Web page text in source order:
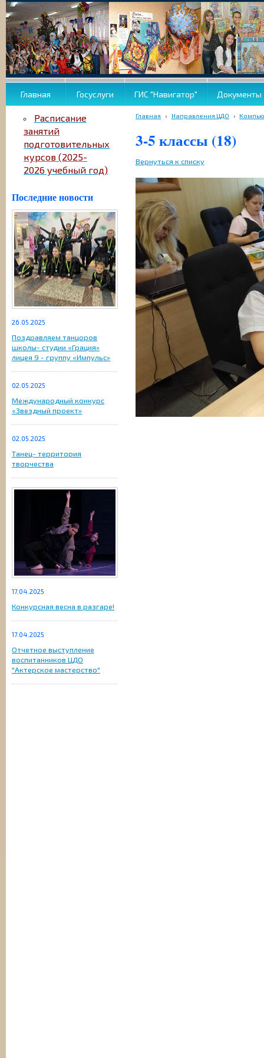
Главная Госуслуги ГИС "Навигатор" Документы
Расписание
занятий
подготовительных
курсов (2025-
2026 учебный год)
Последние новости
26.05.2025
Поздравляем танцоров
школы- студии «Грация»
лицея 9 - группу «Импульс»
02.05.2025
Международный конкурс
«Звездный проект»
02.05.2025
Танец- территория
творчества
17.04.2025
Конкурсная весна в разгаре!
17.04.2025
Отчетное выступление
воспитанников ЦДО
"Актерское мастерство"
Главная › Направления ЦДО ›
3-5 классы (18)
Вернуться к списку